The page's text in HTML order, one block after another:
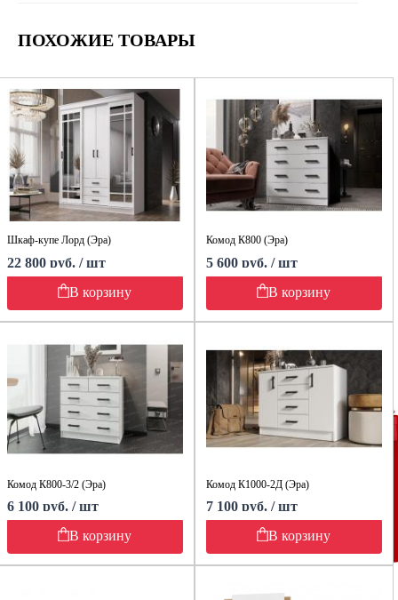
ПОХОЖИЕ ТОВАРЫ
Шкаф-купе Лорд (Эра)
22 800 руб. / шт
В корзину
Комод К800 (Эра)
5 600 руб. / шт
В корзину
Комод К800-3/2 (Эра)
6 100 руб. / шт
В корзину
Комод К1000-2Д (Эра)
7 100 руб. / шт
В корзину